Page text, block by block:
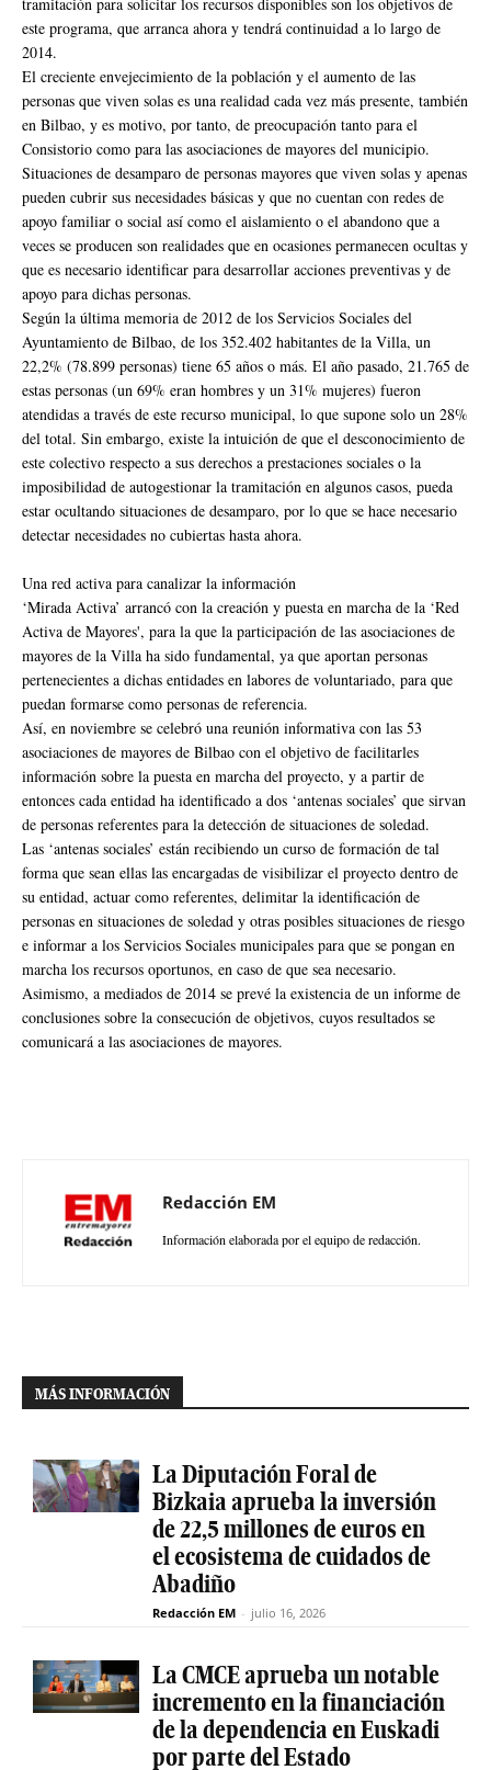
este programa, que arranca ahora y tendrá continuidad a lo largo de
2014.
El creciente envejecimiento de la población y el aumento de las
personas que viven solas es una realidad cada vez más presente, también
en Bilbao, y es motivo, por tanto, de preocupación tanto para el
Consistorio como para las asociaciones de mayores del municipio.
Situaciones de desamparo de personas mayores que viven solas y apenas
pueden cubrir sus necesidades básicas y que no cuentan con redes de
apoyo familiar o social así como el aislamiento o el abandono que a
veces se producen son realidades que en ocasiones permanecen ocultas y
que es necesario identificar para desarrollar acciones preventivas y de
apoyo para dichas personas.
Según la última memoria de 2012 de los Servicios Sociales del
Ayuntamiento de Bilbao, de los 352.402 habitantes de la Villa, un
22,2% (78.899 personas) tiene 65 años o más. El año pasado, 21.765 de
estas personas (un 69% eran hombres y un 31% mujeres) fueron
atendidas a través de este recurso municipal, lo que supone solo un 28%
del total. Sin embargo, existe la intuición de que el desconocimiento de
este colectivo respecto a sus derechos a prestaciones sociales o la
imposibilidad de autogestionar la tramitación en algunos casos, pueda
estar ocultando situaciones de desamparo, por lo que se hace necesario
detectar necesidades no cubiertas hasta ahora.
Una red activa para canalizar la información
‘Mirada Activa’ arrancó con la creación y puesta en marcha de la ‘Red
Activa de Mayores', para la que la participación de las asociaciones de
mayores de la Villa ha sido fundamental, ya que aportan personas
pertenecientes a dichas entidades en labores de voluntariado, para que
puedan formarse como personas de referencia.
Así, en noviembre se celebró una reunión informativa con las 53
asociaciones de mayores de Bilbao con el objetivo de facilitarles
información sobre la puesta en marcha del proyecto, y a partir de
entonces cada entidad ha identificado a dos ‘antenas sociales’ que sirvan
de personas referentes para la detección de situaciones de soledad.
Las ‘antenas sociales’ están recibiendo un curso de formación de tal
forma que sean ellas las encargadas de visibilizar el proyecto dentro de
su entidad, actuar como referentes, delimitar la identificación de
personas en situaciones de soledad y otras posibles situaciones de riesgo
e informar a los Servicios Sociales municipales para que se pongan en
marcha los recursos oportunos, en caso de que sea necesario.
Asimismo, a mediados de 2014 se prevé la existencia de un informe de
conclusiones sobre la consecución de objetivos, cuyos resultados se
comunicará a las asociaciones de mayores.
Redacción EM
Información elaborada por el equipo de redacción.
MÁS INFORMACIÓN
La Diputación Foral de
Bizkaia aprueba la inversión
de 22,5 millones de euros en
el ecosistema de cuidados de
Abadiño
Redacción EM - julio 16, 2026
La CMCE aprueba un notable
incremento en la financiación
de la dependencia en Euskadi
por parte del Estado